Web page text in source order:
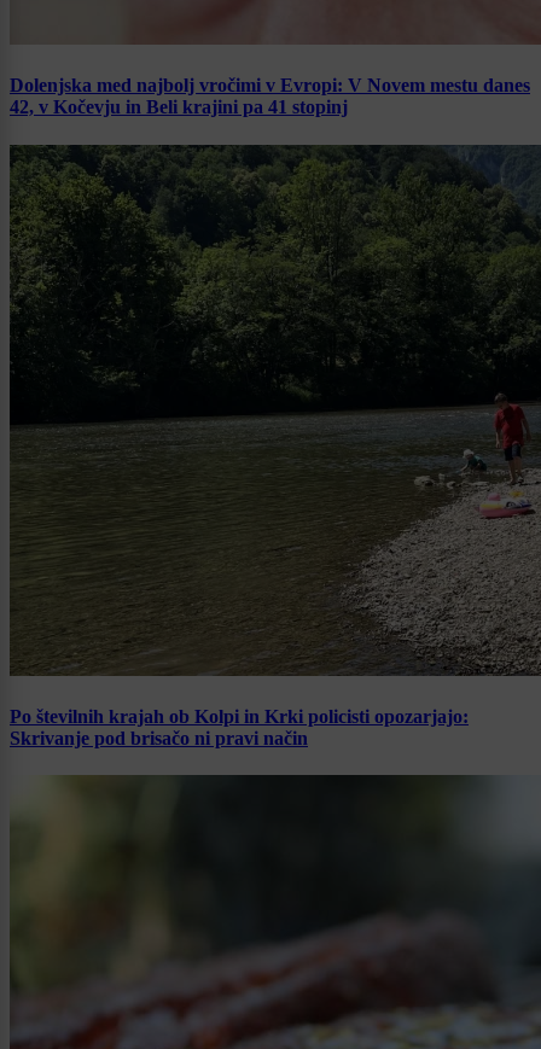
Dolenjska med najbolj vročimi v Evropi: V Novem mestu danes
42, v Kočevju in Beli krajini pa 41 stopinj
Po številnih krajah ob Kolpi in Krki policisti opozarjajo:
Skrivanje pod brisačo ni pravi način